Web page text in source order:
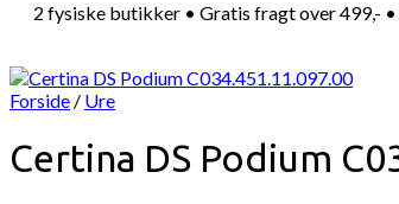
2 fysiske butikker • Gratis fragt over 499,-
Forside / Ure
Certina DS Podium